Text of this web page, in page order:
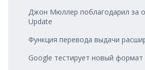
Джон Мюллер поблагодарил за
Update
Функция перевода выдачи
Google тестирует новый